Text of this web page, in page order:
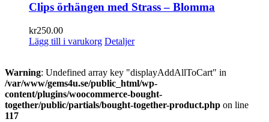
Clips örhängen med Strass – Blomma
kr250.00
Lägg till i varukorg Detaljer
Warning: Undefined array key "displayAddAllToCart" in
/var/www/gems4u.se/public_html/wp-
content/plugins/woocommerce-bought-
together/public/partials/bought-together-product.php on line
117